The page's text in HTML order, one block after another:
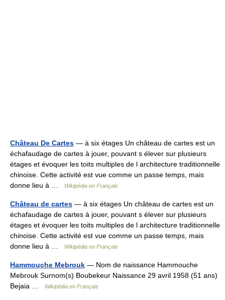
Château De Cartes — à six étages Un château de cartes est un
échafaudage de cartes à jouer, pouvant s élever sur plusieurs
étages et évoquer les toits multiples de l architecture traditionnelle
chinoise. Cette activité est vue comme un passe temps, mais
donne lieu à …
Wikipédia en Français
Château de cartes — à six étages Un château de cartes est un
échafaudage de cartes à jouer, pouvant s élever sur plusieurs
étages et évoquer les toits multiples de l architecture traditionnelle
chinoise. Cette activité est vue comme un passe temps, mais
donne lieu à …
Wikipédia en Français
Hammouche Mebrouk — Nom de naissance Hammouche
Mebrouk Surnom(s) Boubekeur Naissance 29 avril 1958 (51 ans)
Bejaia …
Wikipédia en Français